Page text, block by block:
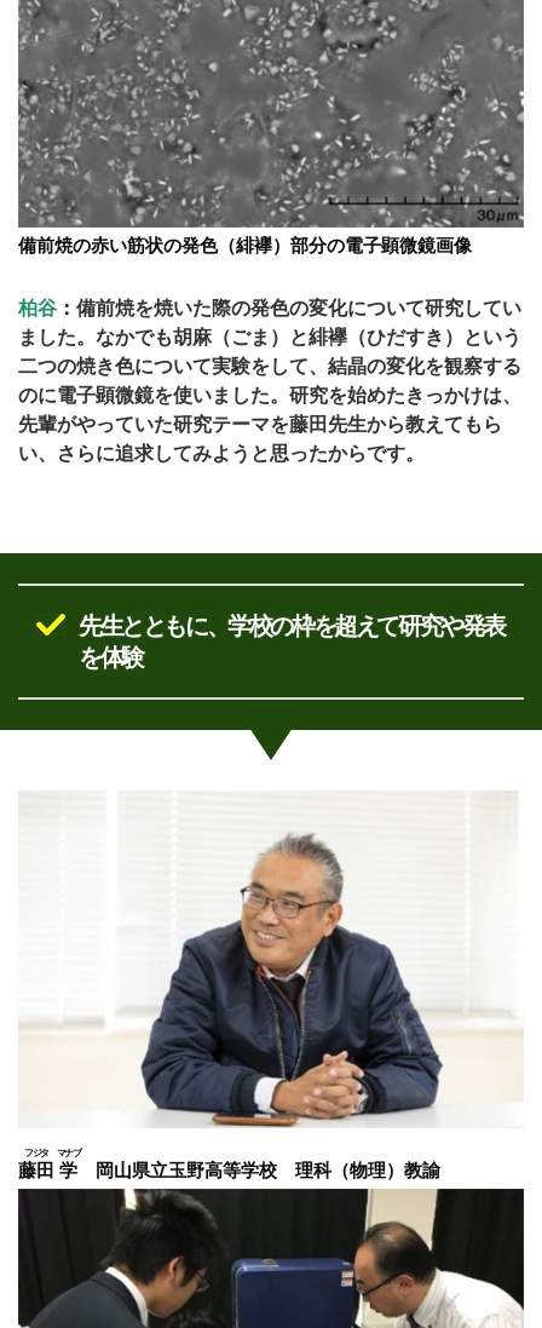
備前焼の赤い筋状の発色（緋襷）部分の電子顕微鏡画像
柏谷 ： 備前焼を焼いた際の発色の変化について研究してい
ました。なかでも胡麻（ごま）と緋襷（ひだすき）という
二つの焼き色について実験をして、結晶の変化を観察する
のに電子顕微鏡を使いました。研究を始めたきっかけは、
先輩がやっていた研究テーマを藤田先生から教えてもら
い、さらに追求してみようと思ったからです。
先生とともに、学校の枠を超えて研究や発表
を体験
藤田 学 岡山県立玉野高等学校 理科（物理）教諭